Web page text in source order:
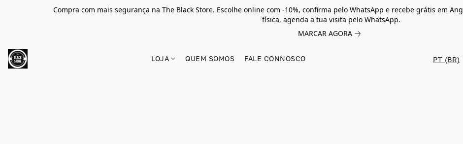
Compra com mais segurança na The Black Store. Escolhe online com -10%, confirma pelo WhatsApp e recebe grátis em
física, agenda a tua visita pelo WhatsApp.
MARCAR AGORA
LOJA QUEM SOMOS FALE CONNOSCO PT (BR)